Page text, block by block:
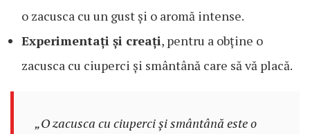
o zacusca cu un gust și o aromă intense.
Experimentați și creați, pentru a obține o
zacusca cu ciuperci și smântână care să vă placă.
„O zacusca cu ciuperci și smântână este o